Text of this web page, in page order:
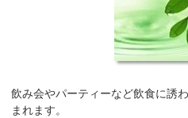
飲み会やパーティーなど飲食に誘
まれます。